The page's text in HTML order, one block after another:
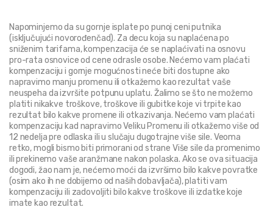
Napominjemo da su gornje isplate po punoj ceni putnika
(isključujući novorođenčad). Za decu koja su naplaćena po
sniženim tarifama, kompenzacija će se naplaćivati na osnovu
pro-rata osnovice od cene odrasle osobe. Nećemo vam plaćati
kompenzaciju i gornje mogućnosti neće biti dostupne ako
napravimo manju promenu ili otkažemo kao rezultat vaše
neuspeha da izvršite potpunu uplatu. Žalimo se što ne možemo
platiti nikakve troškove, troškove ili gubitke koje vi trpite kao
rezultat bilo kakve promene ili otkazivanja. Nećemo vam plaćati
kompenzaciju kad napravimo Veliku Promenu ili otkažemo više od
12 nedelja pre odlaska ili u slučaju dugotrajne više sile. Veoma
retko, mogli bismo biti primorani od strane Više sile da promenimo
ili prekinemo vaše aranžmane nakon polaska. Ako se ova situacija
dogodi, žao nam je, nećemo moći da izvršimo bilo kakve povratke
(osim ako ih ne dobijemo od naših dobavljača), platiti vam
kompenzaciju ili zadovoljiti bilo kakve troškove ili izdatke koje
imate kao rezultat.